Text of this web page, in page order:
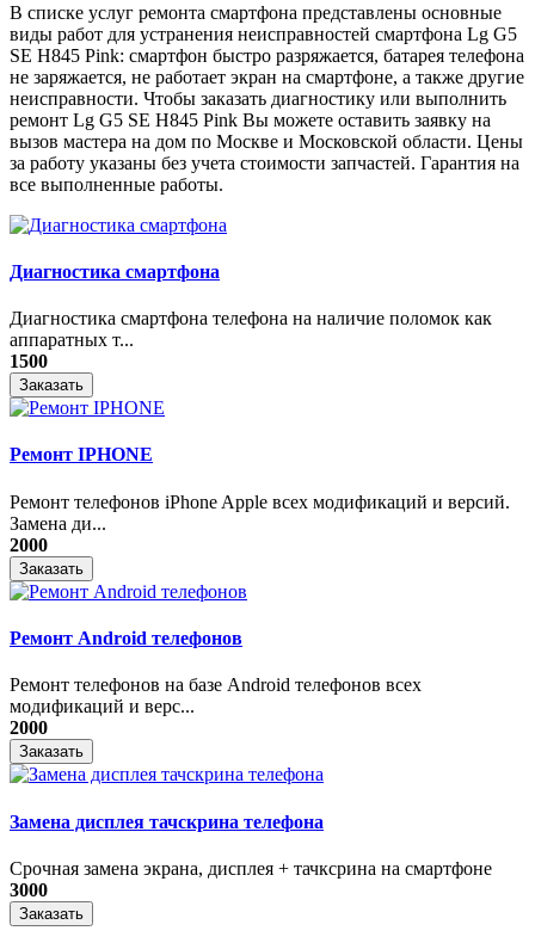
В списке услуг ремонта смартфона представлены основные
виды работ для устранения неисправностей смартфона Lg G5
SE H845 Pink: смартфон быстро разряжается, батарея телефона
не заряжается, не работает экран на смартфоне, а также другие
неисправности. Чтобы заказать диагностику или выполнить
ремонт Lg G5 SE H845 Pink Вы можете оставить заявку на
вызов мастера на дом по Москве и Московской области. Цены
за работу указаны без учета стоимости запчастей. Гарантия на
все выполненные работы.
Диагностика смартфона
Диагностика смартфона телефона на наличие поломок как
аппаратных т...
1500
Заказать
Ремонт IPHONE
Ремонт телефонов iPhone Apple всех модификаций и версий.
Замена ди...
2000
Заказать
Ремонт Android телефонов
Ремонт телефонов на базе Android телефонов всех
модификаций и верс...
2000
Заказать
Замена дисплея тачскрина телефона
Срочная замена экрана, дисплея + тачксрина на смартфоне
3000
Заказать